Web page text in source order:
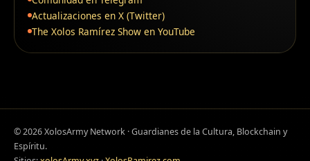
Actualizaciones en X (Twitter)
The Xolos Ramírez Show en YouTube
©2026XolosArmy Network · Guardianes de la Cultura, Blockchain y
Espíritu.